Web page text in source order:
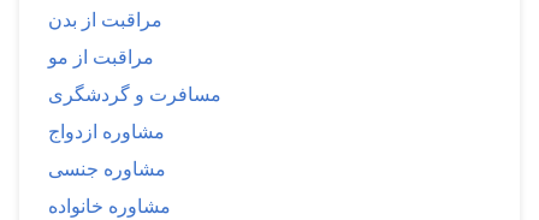
مراقبت از بدن
مراقبت از مو
مسافرت و گردشگری
مشاوره ازدواج
مشاوره جنسی
مشاوره خانواده